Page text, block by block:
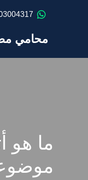
محامي
ما هو